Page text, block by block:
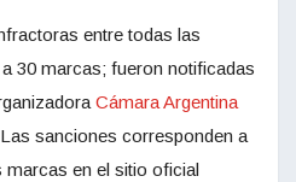
entre todas las
30 marcas; fueron notificadas
Cámara Argentina
sanciones corresponden a
marcas en el sitio oficial